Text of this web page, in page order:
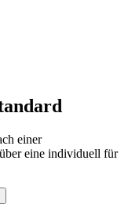
einer
eine individuell für